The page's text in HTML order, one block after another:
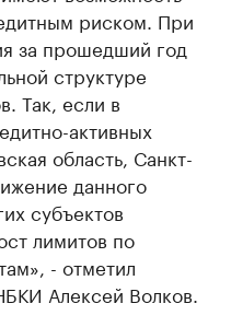
риском. При
за прошедший год
структуре
Так, если в
активных
область, Санкт-
данного
субъектов
лимитов по
- отметил
Алексей Волков.